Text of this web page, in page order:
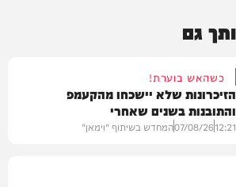
גם
כשהאש בוערת!
הזיכרונות שלא יישכחו מהקעמפ
והתובנות בשנים שאחרי
12:21
07/08/26המחדש בשיתוף "וימאן"